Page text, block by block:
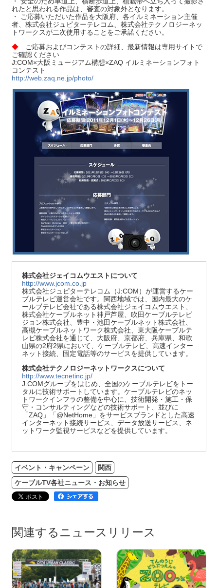
れたと思われる作品は、審査の対象外となります。
・ ご応募いただいた作品を大阪府、各イルミネーション主催
者、株式会社ジュピターテレコム、株式会社テクノロジーネッ
トワークスが二次使用することをご承諾ください。
◆ ご応募およびコンテストの詳細、最新情報は専用サイトで
ご確認ください
J:COM×大阪ミュージアム構想×ZAQ イルミネーションフォト
コンテスト
http://web.zaq.ne.jp/photo/
株式会社ジェイコムウエストについて
http://www.jcom.co.jp
株式会社ジュピターテレコム（J:COM）が運営するケー
ブルテレビ運営会社です。関西地域では、国内最大のケ
ールブテレビ会社である株式会社ジェイコムウエスト、
株式会社ケーブルネット神戸芦屋、吹田ケーブルテレビ
ジョン株式会社、豊中・池田ケーブルネット株式会社、
高槻ケーブルネットワーク株式会社、東大阪ケーブルテ
レビ株式会社を通じて、大阪府、京都府、兵庫県、和歌
山県の2府2県において、ケーブルテレビ、高速インター
ネット接続、固定電話等のサービスを提供しています。
株式会社テクノロジーネットワークスについて
http://www.tecnetinc.jp/
J:COMグループをはじめ、全国のケーブルテレビをトー
タルに技術サポートしています。ケーブルテレビのネッ
トワークインフラの整備を中心に、技術開発・施工・保
守・コンサルティングなどの技術サポート、並びに
「ZAQ」「@NetHome」をサービスブランドとした高速
インターネット接続サービス、データ放送サービス、ネ
ットワーク監視サービスなどを提供しています。
イベント・キャンペーン
関西
ケーブルTV各社ニュース・お知らせ
関連するニュースリリース